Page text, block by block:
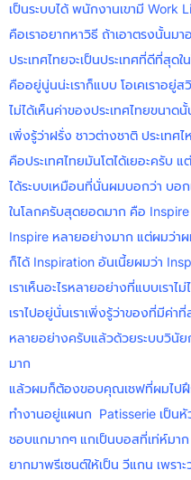
เป็นระบบได้ พนักงานเขามี Work
คือเราอยากหาวิธี ถ้าเอาตรงนั้นม
ประเทศไทยจะเป็นประเทศที่ดีที่สุดใ
คืออยู่นู่นน่ะเราก็แบบ โอเคเราอยู่
ไม่ได้เห็นค่าของประเทศไทยขนา
เพิ่งรู้ว่าฝรั่ง ชาวต่างชาติ ประเทศ
คือประเทศไทยมันโตได้เยอะครับ แ
ได้ระบบเหมือนที่นั่นผมบอกว่า บอก
ในโลกครับสุดยอดมาก คือ
Inspire หลายอย่างมาก แต่ผมว่าผ
ก็ได้ Inspiration อันเนี้ยผมว่า
เราเห็นอะไรหลายอย่างที่แบบเรา
เราไปอยู่นั่นเราเพิ่งรู้ว่าของที่มีค่า
หลายอย่างครับแล้วด้วยระบบวินัย
มาก
แล้วผมก็ต้องขอบคุณเชฟที่ผมไปฝึ
ทำงานอยู่แผนก Patisserie เป็น
ชอบแกมากๆ แกเป็นบอสที่เท่ห์มาก
ยากมาพรีเซนต์ให้เป็น วีแกน เพร